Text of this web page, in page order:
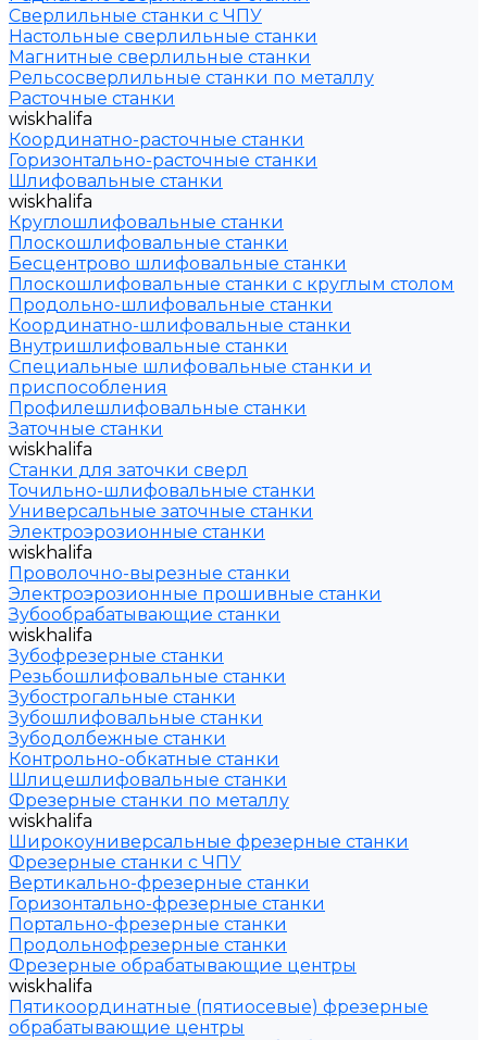
Сверлильные станки с ЧПУ
Настольные сверлильные станки
Магнитные сверлильные станки
Рельсосверлильные станки по металлу
Расточные станки
wiskhalifa
Координатно-расточные станки
Горизонтально-расточные станки
Шлифовальные станки
wiskhalifa
Круглошлифовальные станки
Плоскошлифовальные станки
Бесцентрово шлифовальные станки
Плоскошлифовальные станки с круглым столом
Продольно-шлифовальные станки
Координатно-шлифовальные станки
Внутришлифовальные станки
Специальные шлифовальные станки и
приспособления
Профилешлифовальные станки
Заточные станки
wiskhalifa
Станки для заточки сверл
Точильно-шлифовальные станки
Универсальные заточные станки
Электроэрозионные станки
wiskhalifa
Проволочно-вырезные станки
Электроэрозионные прошивные станки
Зубообрабатывающие станки
wiskhalifa
Зубофрезерные станки
Резьбошлифовальные станки
Зубострогальные станки
Зубошлифовальные станки
Зубодолбежные станки
Контрольно-обкатные станки
Шлицешлифовальные станки
Фрезерные станки по металлу
wiskhalifa
Широкоуниверсальные фрезерные станки
Фрезерные станки с ЧПУ
Вертикально-фрезерные станки
Горизонтально-фрезерные станки
Портально-фрезерные станки
Продольнофрезерные станки
Фрезерные обрабатывающие центры
wiskhalifa
Пятикоординатные (пятиосевые) фрезерные
обрабатывающие центры